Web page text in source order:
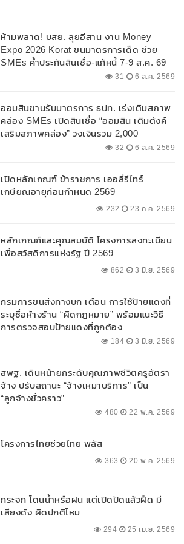
ห้ามพลาด! บสย. ลุยอีสาน งาน Money
Expo 2026 Korat ขนมาตรการเด็ด ช่วย
SMEs ค้ำประกันสินเชื่อ-แก้หนี้ 7-9 ส.ค. 69
31 6 ส.ค. 2569
ออมสินขานรับมาตรการ ธปท. เร่งเติมสภาพ
คล่อง SMEs เปิดสินเชื่อ “ออมสิน เติมตังค์
เสริมสภาพคล่อง” วงเงินรวม 2,000
ลบ.สนับสนุนเงินทุนหมุนเวียนวงเงินกู้สูงสุด
32 6 ส.ค. 2569
เปิดหลักเกณฑ์ ข้าราชการ เออลี่รีไทร์
เกษียณอายุก่อนกำหนด 2569
232 23 ก.ค. 2569
หลักเกณฑ์และคุณสมบัติ โครงการลงทะเบียน
เพื่อสวัสดิการแห่งรัฐ ปี 2569
862 3 มิ.ย. 2569
กรมการขนส่งทางบก เตือน การใช้ป้ายแดงที่
ระบุชื่อห้างร้าน “ผิดกฎหมาย” พร้อมแนะวิธี
การตรวจสอบป้ายแดงที่ถูกต้อง
184 3 มิ.ย. 2569
สพฐ. เดินหน้ายกระดับคุณภาพชีวิตครูอัตรา
จ้าง ปรับสถานะ “จ้างเหมาบริการ” เป็น
“ลูกจ้างชั่วคราว”
480 22 พ.ค. 2569
โครงการไทยช่วยไทย พลัส
363 20 พ.ค. 2569
กระจก โดนน้ำหรือฝน แต่เปิดปัดแล้วฝืด มี
เสียงดัง ผิดปกติไหม
294 25 เม.ย. 2569